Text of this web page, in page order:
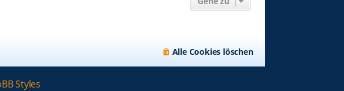
Alle Cookies löschen
Styles